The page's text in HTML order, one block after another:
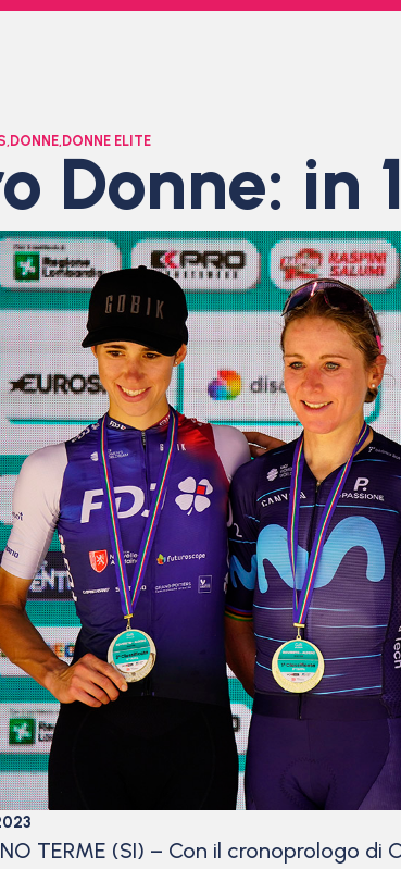
, DONNE, DONNE ELITE
Donne: in
TERME (SI) – Con il cronoprologo